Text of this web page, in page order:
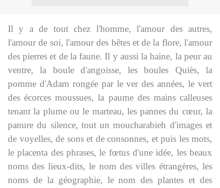
Il y a de tout chez l'homme, l'amour des autres,
l'amour de soi, l'amour des bêtes et de la flore, l'amour
des pierres et de la faune. Il y aussi la haine, la peur au
ventre, la boule d'angoisse, les boules Quiès, la
pomme d'Adam rongée par le ver des années, le vert
des écorces moussues, la paume des mains calleuses
tenant la plume ou le marteau, les pannes du cœur, la
panure du silence, tout un moucharabieh d'images et
de voyelles, de sons et de consonnes, et puis les mots,
le placenta des phrases, le fœtus d'une idée, les beaux
noms des lieux-dits, le nom des villes étrangères, les
noms de la géographie, le nom des plantes et des